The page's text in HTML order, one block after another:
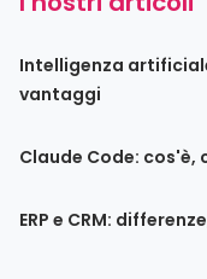
Intelligenza
vantaggi
Claude Code:
ERP e CRM: